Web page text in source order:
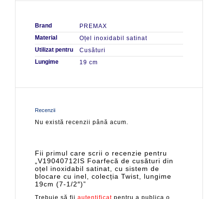
Brand
PREMAX
Material
Oțel inoxidabil satinat
Utilizat pentru
Cusături
Lungime
19 cm
Recenzii
Nu există recenzii până acum.
Fii primul care scrii o recenzie pentru
„V19040712IS Foarfecă de cusături din
oțel inoxidabil satinat, cu sistem de
blocare cu inel, colecția Twist, lungime
19cm (7-1/2″)”
Trebuie să fii autentificat pentru a publica o